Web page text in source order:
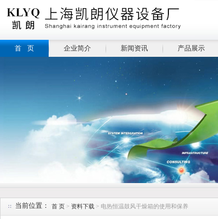
首 页 企业简介 新闻资讯 产品展示
当前位置： 首 页 > 资料下载 > 电热恒温鼓风干燥箱的使用和保养